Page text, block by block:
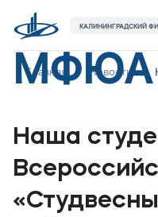
МФЮА
КАЛИНИНГРАДСКИЙ
Об университете
Абитуриенту
Наука
Главная Новости
Наша